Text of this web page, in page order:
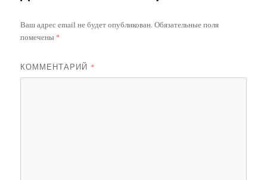
Ваш адрес email не будет опубликован.Обязательные поля
помечены *
КОММЕНТАРИЙ *